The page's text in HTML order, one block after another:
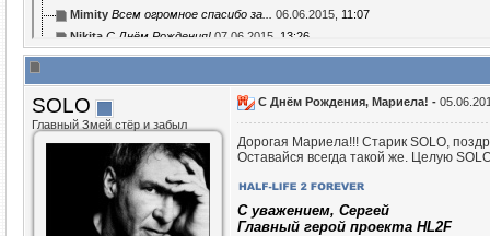
Mimity Всем огромное спасибо за... 06.06.2015, 11:07
Nikita С Днём Рождения! 07.06.2015, 13:26
SOLO
Главный Змей стёр и забыл
С Днём Рождения, Мариела! -
Дорогая Мариела!!! Старик SOLO,
Оставайся всегда такой же. Целую
C уважением, Сергей
Главный герой проекта HL2F